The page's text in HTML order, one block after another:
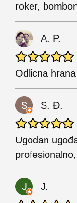
roker,
A. P.
Odlicna
S. Đ.
Ugodan
J.